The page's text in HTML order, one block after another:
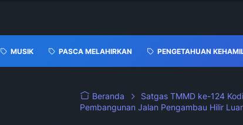
MUSIK PASCA MELAHIRKAN PENGETAHUAN
Beranda
Satgas TMMD ke-124
Pembangunan Jalan Pengambau Hilir Luar